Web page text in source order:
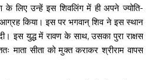
के लिए उन्हें इस शिवलिंग में ही अपने ज्योति-
किया। इस पर भगवान् शिव ने इस स्थान
इस युद्ध में रावण के साथ, उसका पुरा राक्षस
माता सीता को मुक्त कराकर श्रीराम वापस